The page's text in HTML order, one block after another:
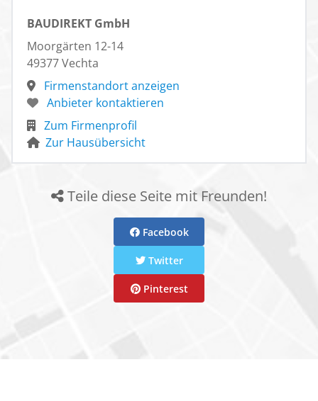
BAUDIREKT GmbH
Moorgärten 12-14
49377 Vechta
Firmenstandort anzeigen
Anbieter kontaktieren
Zum Firmenprofil
Zur Hausübersicht
Teile diese Seite mit Freunden!
Facebook
Twitter
Pinterest